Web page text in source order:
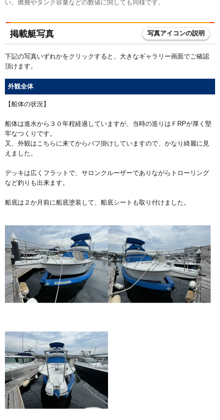
い。燃費やタンク容量などの数値に関しても同様です。
掲載艇写真 写真アイコンの説明
下記の写真いずれかをクリックすると、大きなギャラリー画面でご確認
頂けます。
外観全体
【船体の状況】
船体は進水から３０年程経過していますが、当時の造りはＦRPが厚く堅
牢なつくりです。
又、外観はこちらに来てからバフ掛けしていますので、かなり綺麗に見
えました。
デッキは広くフラットで、サロンクルーザーでありながらトローリング
など釣りも出来ます。
船底は２か月前に船底塗装して、船底シートも取り付けました。